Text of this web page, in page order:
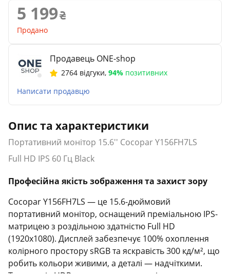
5 199
Продано
Продавець ONE-shop
2764 відгуки, 94% позитивних
Написати продавцю
Опис та характеристики
Портативний монітор 15.6'' Cocopar Y156FH7LS
Full HD IPS 60 Гц Black
Професійна якість зображення та захист зору
Cocopar Y156FH7LS — це 15.6-дюймовий
портативний монітор, оснащений преміальною IPS-
матрицею з роздільною здатністю Full HD
(1920x1080). Дисплей забезпечує 100% охоплення
колірного простору sRGB та яскравість 300 кд/м², що
робить кольори живими, а деталі — надчіткими.